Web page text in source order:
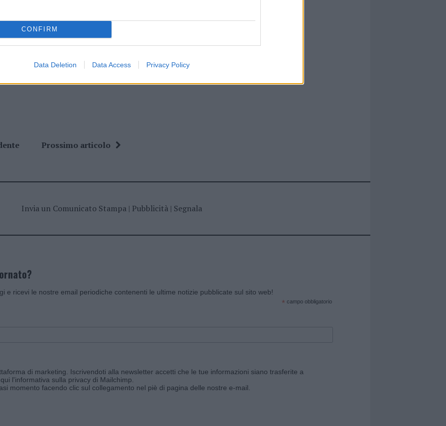
CONFIRM
Data Deletion Data Access Privacy Policy
news da
Prossimo articolo
Invia un Comunicato Stampa| Pubblicità| Segnala
e ricevi le nostre email periodiche contenenti le ultime notizie pubblicate sul sito web!
* campo obbligatorio
di marketing. Iscrivendoti alla newsletter accetti che le tue informazioni siano trasferite a
l'informativa sulla privacy di Mailchimp
momento facendo clic sul collegamento nel piè di pagina delle nostre e-mail.